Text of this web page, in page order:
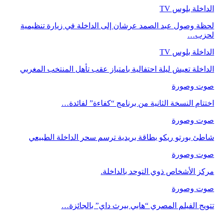
الداخلة بلوس TV
لحظة وصول عبد الصمد عرشان إلى الداخلة في زيارة تنظيمية
لحزب…
الداخلة بلوس TV
الداخلة تعيش ليلة احتفالية بامتياز عقب تأهل المنتخب المغربي
صوت وصورة
اختتام النسخة الثانية من برنامج “كفاءة” لفائدة…
صوت وصورة
شاطئ بورتو ريكو بطاقة بريدية ترسم سحر الداخلة الطبيعي
صوت وصورة
مركز الأشخاص ذوي التوحد بالداخلة.
صوت وصورة
تتويج الفيلم المصري “هابي بيرث داي” بالجائزة…